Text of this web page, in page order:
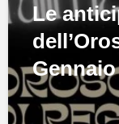
Le